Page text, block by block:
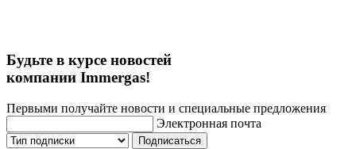
Будьте в курсе новостей
компании Immergas!
Первыми получайте новости и специальные предложения
Электронная почта
Подписаться